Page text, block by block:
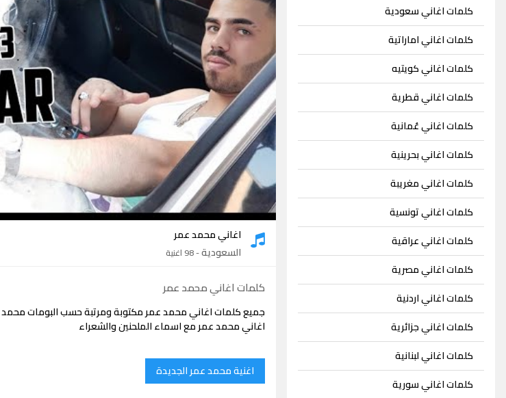
كلمات اغاني سعودية
كلمات اغاني اماراتية
كلمات اغاني كويتيه
كلمات اغاني قطرية
كلمات اغاني عُمانية
كلمات اغاني بحرينية
كلمات اغاني مغريبة
كلمات اغاني تونسية
كلمات اغاني عراقية
كلمات اغاني مصرية
كلمات اغاني اردنية
كلمات اغاني جزائرية
كلمات اغاني لبنانية
كلمات اغاني سورية
كلمات اغاني محمد
اغاني محمد عمر
السعودية- 98 اغنية
كلمات اغاني محمد عمر
جميع كلمات اغاني محمد عمر مكتوبة ومرتبة حسب البومات
اغاني محمد عمر مع اسماء الملحنين والشعراء
اغنية محمد عمر الجديدة